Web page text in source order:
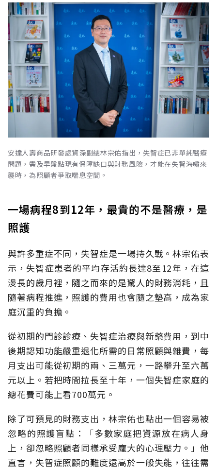
安達人壽商品研發處資深副總林宗佑指出，失智症已非單純醫療
問題，需及早盤點現有保障缺口與財務風險，才能在失智海嘯來
襲時，為照顧者爭取喘息空間。
一場病程8到12年，最貴的不是醫療，是
照護
與許多重症不同，失智症是一場持久戰。林宗佑表
示，失智症患者的平均存活約長達8至12年，在這
漫長的歲月裡，隨之而來的是驚人的財務消耗，且
隨著病程推進，照護的費用也會隨之墊高，成為家
庭沉重的負擔。
從初期的門診診療、失智症治療與新藥費用，到中
後期認知功能嚴重退化所需的日常照顧與雜費，每
月支出可能從初期的兩、三萬元，一路攀升至六萬
元以上。若把時間拉長至十年，一個失智症家庭的
總花費可能上看700萬元。
除了可預見的財務支出，林宗佑也點出一個容易被
忽略的照護盲點：「多數家庭把資源放在病人身
上，卻忽略照顧者同樣承受龐大的心理壓力。」他
直言，失智症照顧的難度遠高於一般失能，往往需